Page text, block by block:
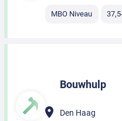
MBO Niveau
Bouwhulp
Den Haag